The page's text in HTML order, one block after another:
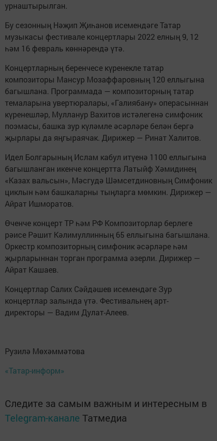
урнаштырылган.
Бу сезонның Нәҗип Җиһанов исемендәге Татар
музыкасы фестивале концертлары 2022 елның 9, 12
һәм 16 февраль көннәрендә үтә.
Концертларның беренчесе күренекле татар
композиторы Мансур Мозаффаровның 120 еллыгына
багышлана. Программада — композиторның татар
темаларына увертюралары, «Галиябану» операсыннан
күренешләр, Мулланур Вахитов истәлегенә симфоник
поэмасы, башка зур күләмле әсәрләре белән бергә
җырлары да яңгыраячак. Дирижер — Ринат Халитов.
Идел Болгарының Ислам кабул итүенә 1100 еллыгына
багышланган икенче концертта Латыйф Хәмидинең
«Казах вальсын», Мәсгудә Шәмсетдиновның Симфоник
циклын һәм башкаларны тыңларга мөмкин. Дирижер —
Айрат Ишморатов.
Өченче концерт ТР һәм РФ Композиторлар берлеге
рәисе Рәшит Кәлимуллинның 65 еллыгына багышлана.
Оркестр композиторның симфоник әсәрләре һәм
җырларыннан торган программа әзерли. Дирижер —
Айрат Кашаев.
Концертлар Салих Сәйдәшев исемендәге Зур
концертлар залында үтә. Фестивальнең арт-
директоры — Вадим Дулат-Алеев.
Рузилә Мөхәммәтова
«Татар-информ»
Следите за самым важным и интересным в
Telegram-канале Татмедиа